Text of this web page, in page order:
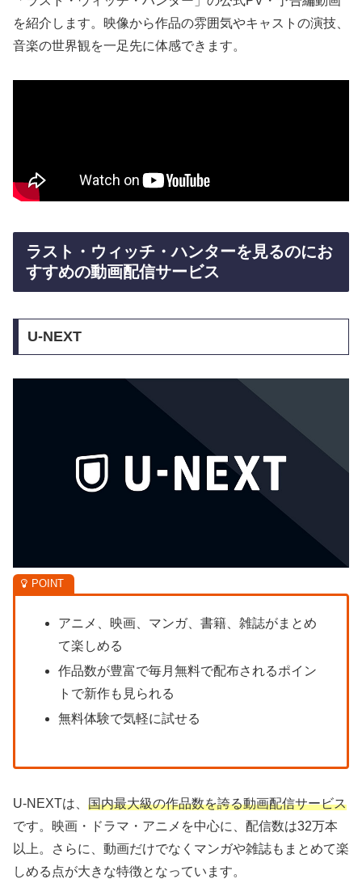
を紹介します。映像から作品の雰囲気やキャストの演技、
音楽の世界観を一足先に体感できます。
ラスト・ウィッチ・ハンターを見るのにお
すすめの動画配信サービス
U-NEXT
アニメ、映画、マンガ、書籍、雑誌がまとめ
て楽しめる
作品数が豊富で毎月無料で配布されるポイン
トで新作も見られる
無料体験で気軽に試せる
U-NEXTは、 国内最大級の作品数を誇る動画配信サービス
です。映画・ドラマ・アニメを中心に、配信数は32万本
以上。さらに、動画だけでなくマンガや雑誌もまとめて楽
しめる点が大きな特徴となっています。